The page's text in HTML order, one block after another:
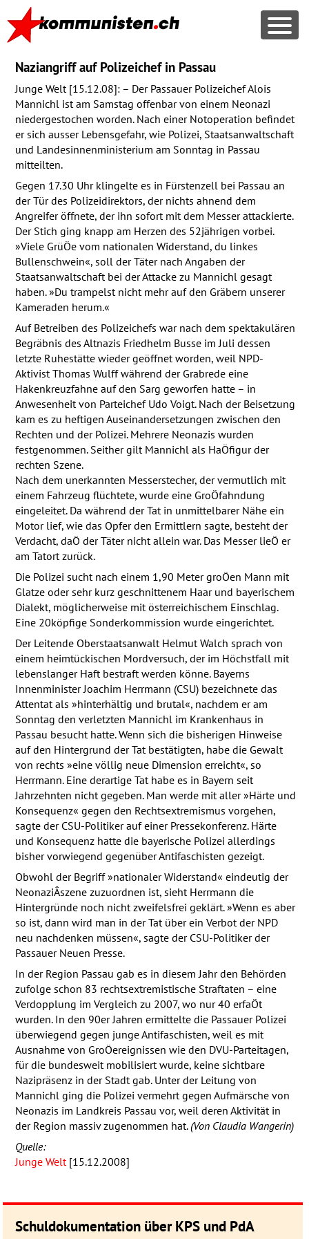
Naziangriff auf Polizeichef in Passau
Junge Welt [15.12.08]: – Der Passauer Polizeichef Alois
Mannichl ist am Samstag offenbar von einem Neonazi
niedergestochen worden. Nach einer Notoperation befindet
er sich ausser Lebensgefahr, wie Polizei, Staatsanwaltschaft
und Landesinnenministerium am Sonntag in Passau
mitteilten.
Gegen 17.30 Uhr klingelte es in Fürstenzell bei Passau an
der Tür des Polizeidirektors, der nichts ahnend dem
Angreifer öffnete, der ihn sofort mit dem Messer attackierte.
Der Stich ging knapp am Herzen des 52jährigen vorbei.
»Viele GrüÖe vom nationalen Widerstand, du linkes
Bullenschwein«, soll der Täter nach Angaben der
Staatsanwaltschaft bei der Attacke zu Mannichl gesagt
haben. »Du trampelst nicht mehr auf den Gräbern unserer
Kameraden herum.«
Auf Betreiben des Polizeichefs war nach dem spektakulären
Begräbnis des Altnazis Friedhelm Busse im Juli dessen
letzte Ruhestätte wieder geöffnet worden, weil NPD-
Aktivist Thomas Wulff während der Grabrede eine
Hakenkreuzfahne auf den Sarg geworfen hatte – in
Anwesenheit von Parteichef Udo Voigt. Nach der Beisetzung
kam es zu heftigen Auseinandersetzungen zwischen den
Rechten und der Polizei. Mehrere Neonazis wurden
festgenommen. Seither gilt Mannichl als HaÖfigur der
rechten Szene.
Nach dem unerkannten Messerstecher, der vermutlich mit
einem Fahrzeug flüchtete, wurde eine GroÖfahndung
eingeleitet. Da während der Tat in unmittelbarer Nähe ein
Motor lief, wie das Opfer den Ermittlern sagte, besteht der
Verdacht, daÖ der Täter nicht allein war. Das Messer lieÖ er
am Tatort zurück.
Die Polizei sucht nach einem 1,90 Meter groÖen Mann mit
Glatze oder sehr kurz geschnittenem Haar und bayerischem
Dialekt, möglicherweise mit österreichischem Einschlag.
Eine 20köpfige Sonderkommission wurde eingerichtet.
Der Leitende Oberstaatsanwalt Helmut Walch sprach von
einem heimtückischen Mordversuch, der im Höchstfall mit
lebenslanger Haft bestraft werden könne. Bayerns
Innenminister Joachim Herrmann (CSU) bezeichnete das
Attentat als »hinterhältig und brutal«, nachdem er am
Sonntag den verletzten Mannichl im Krankenhaus in
Passau besucht hatte. Wenn sich die bisherigen Hinweise
auf den Hintergrund der Tat bestätigten, habe die Gewalt
von rechts »eine völlig neue Dimension erreicht«, so
Herrmann. Eine derartige Tat habe es in Bayern seit
Jahrzehnten nicht gegeben. Man werde mit aller »Härte und
Konsequenz« gegen den Rechtsextremismus vorgehen,
sagte der CSU-Politiker auf einer Pressekonferenz. Härte
und Konsequenz hatte die bayerische Polizei allerdings
bisher vorwiegend gegenüber Antifaschisten gezeigt.
Obwohl der Begriff »nationaler Widerstand« eindeutig der
NeonaziÂ­szene zuzuordnen ist, sieht Herrmann die
Hintergründe noch nicht zweifelsfrei geklärt. »Wenn es aber
so ist, dann wird man in der Tat über ein Verbot der NPD
neu nachdenken müssen«, sagte der CSU-Politiker der
Passauer Neuen Presse.
In der Region Passau gab es in diesem Jahr den Behörden
zufolge schon 83 rechtsextremistische Straftaten – eine
Verdopplung im Vergleich zu 2007, wo nur 40 erfaÖt
wurden. In den 90er Jahren ermittelte die Passauer Polizei
überwiegend gegen junge Antifaschisten, weil es mit
Ausnahme von GroÖereignissen wie den DVU-Parteitagen,
für die bundesweit mobilisiert wurde, keine sichtbare
Nazipräsenz in der Stadt gab. Unter der Leitung von
Mannichl ging die Polizei vermehrt gegen Aufmärsche von
Neonazis im Landkreis Passau vor, weil deren Aktivität in
der Region massiv zugenommen hat.(Von Claudia Wangerin)
Quelle:
Junge Welt[15.12.2008]
Schuldokumentation über KPS und PdA